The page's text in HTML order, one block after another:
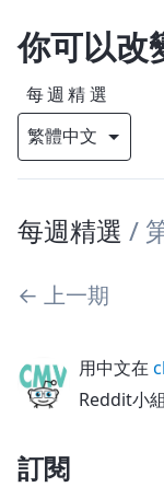
你可以改
每週精選
每週精選 /
← 上一期
用中文在
Reddit小組
訂閱